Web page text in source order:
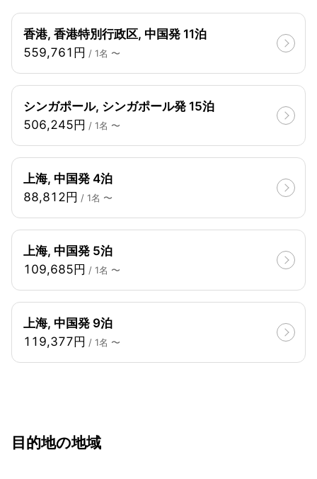
香港, 香港特別行政区, 中国発 11泊
559,761円 / 1名 〜
シンガポール, シンガポール発 15泊
506,245円 / 1名 〜
上海, 中国発 4泊
88,812円 / 1名 〜
上海, 中国発 5泊
109,685円 / 1名 〜
上海, 中国発 9泊
119,377円 / 1名 〜
目的地の地域